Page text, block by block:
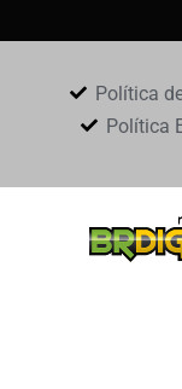
Política
Política